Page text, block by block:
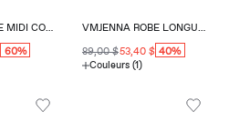
VMJOSIE ROBE MIDI COUPE RÉGULIÈRE COL EN V
60%
89,00 $53,40 $ 40%
Couleurs (1)